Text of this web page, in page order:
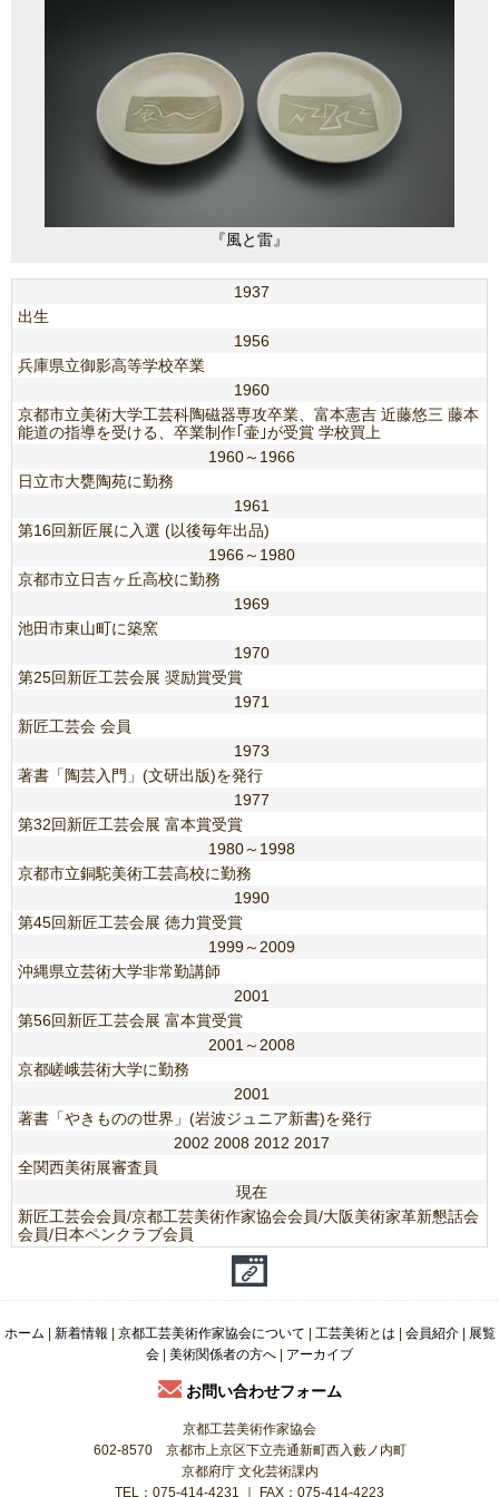
『風と雷』
1937
出生
1956
兵庫県立御影高等学校卒業
1960
京都市立美術大学工芸科陶磁器専攻卒業、富本憲吉 近藤悠三 藤本
能道の指導を受ける、卒業制作｢壷｣が受賞 学校買上
1960～1966
日立市大甕陶苑に勤務
1961
第16回新匠展に入選 (以後毎年出品)
1966～1980
京都市立日吉ヶ丘高校に勤務
1969
池田市東山町に築窯
1970
第25回新匠工芸会展 奨励賞受賞
1971
新匠工芸会 会員
1973
著書「陶芸入門」(文研出版)を発行
1977
第32回新匠工芸会展 富本賞受賞
1980～1998
京都市立銅駝美術工芸高校に勤務
1990
第45回新匠工芸会展 徳力賞受賞
1999～2009
沖縄県立芸術大学非常勤講師
2001
第56回新匠工芸会展 富本賞受賞
2001～2008
京都嵯峨芸術大学に勤務
2001
著書「やきものの世界」(岩波ジュニア新書)を発行
2002 2008 2012 2017
全関西美術展審査員
現在
新匠工芸会会員/京都工芸美術作家協会会員/大阪美術家革新懇話会
会員/日本ペンクラブ会員
ホーム | 新着情報 | 京都工芸美術作家協会について | 工芸美術とは | 会員紹介| 展覧
会 | 美術関係者の方へ | アーカイブ
お問い合わせフォーム
京都工芸美術作家協会
602-8570 京都市上京区下立売通新町西入藪ノ内町
京都府庁 文化芸術課内
TEL：075-414-4231 ｜ FAX：075-414-4223